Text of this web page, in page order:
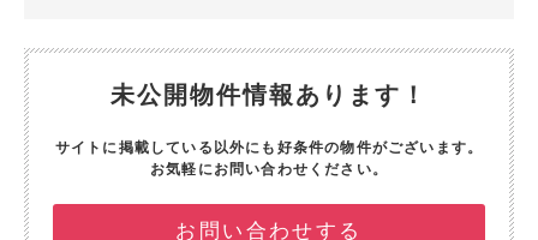
未公開物件情報あります！
サイトに掲載している以外にも好条件の物件がございます。
お気軽にお問い合わせください。
お問い合わせする